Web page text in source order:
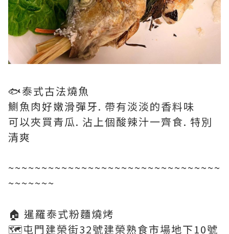
🐟泰式古法燒魚
鰂魚肉好嫩滑彈牙. 帶有淡淡的香料味
可以夾買青瓜. 沾上個酸辣汁一齊食. 特別
清爽
~~~~~~~~~~~~~~~~~~~~~~~~~~~~~~~~
~~~~~~~
🏠 暹羅泰式粉麵燒烤
🗺屯門建榮街32號建榮熟食市場地下10號